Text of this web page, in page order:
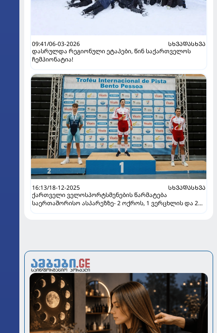
09:41/06-03-2026
ᲡᲮᲕᲐᲓᲐᲡᲮᲕᲐ
დასრულდა რეგიონული ეტაპები, წინ საქართველოს
ჩემპიონატია!
16:13/18-12-2025
ᲡᲮᲕᲐᲓᲐᲡᲮᲕᲐ
ქართველი ველოსპორტსმენების წარმატება
საერთაშორისო ასპარეზზე- 2 ოქროს, 1 ვერცხლის და 2